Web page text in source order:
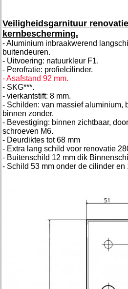
Veiligheidsgarnituur
kernbescherming.
- Aluminium inbraakwerend
buitendeuren.
- Uitvoering: natuurkleur F1.
- Perofratie: profielcilinder.
- Asafstand 92 mm.
- SKG***.
- vierkantstift: 8 mm.
- Schilden: van massief aluminium,
binnen zonder.
- Bevestiging: binnen zichtbaar,
schroeven M6.
- Deurdiktes tot 68 mm
- Extra lang schild voor renovatie
- Buitenschild 12 mm dik
- Schild 53 mm onder de cilinder en